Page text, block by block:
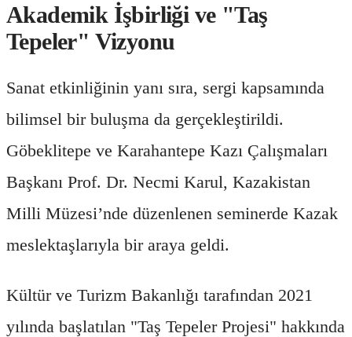
Akademik İşbirliği ve "Taş
Tepeler" Vizyonu
Sanat etkinliğinin yanı sıra, sergi kapsamında
bilimsel bir buluşma da gerçekleştirildi.
Göbeklitepe ve Karahantepe Kazı Çalışmaları
Başkanı Prof. Dr. Necmi Karul, Kazakistan
Milli Müzesi’nde düzenlenen seminerde Kazak
meslektaşlarıyla bir araya geldi.
Kültür ve Turizm Bakanlığı tarafından 2021
yılında başlatılan "Taş Tepeler Projesi" hakkında